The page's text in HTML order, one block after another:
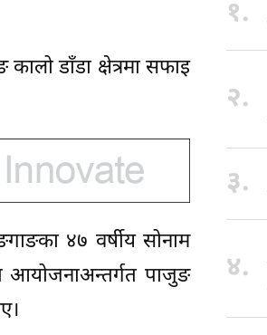
डाँडा क्षेत्रमा सफाइ
४७ वर्षीय सोनाम
आयोजनाअन्तर्गत पाजुङ
१.
२.
३.
४.